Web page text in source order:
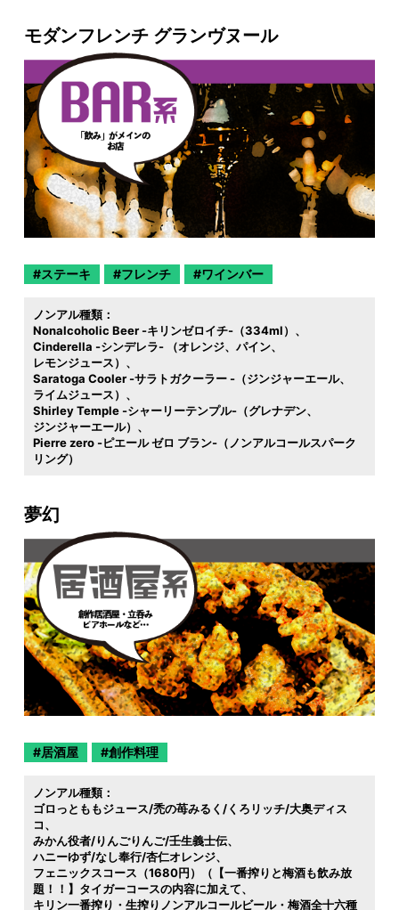
モダンフレンチ グランヴヌール
ステーキ フレンチ ワインバー
ノンアル種類：
Nonalcoholic Beer -キリンゼロイチ-（334ml）
Cinderella -シンデレラ- （オレンジ
パイン
レモンジュース）
Saratoga Cooler -サラトガクーラー -（ジンジャーエール
ライムジュース）
Shirley Temple -シャーリーテンプル-（グレナデン
ジンジャーエール）
Pierre zero -ピエール ゼロ ブラン-（ノンアルコールスパーク
リング）
夢幻
居酒屋 創作料理
ノンアル種類：
ゴロっとももジュース/禿の苺みるく/くろリッチ/大奥ディス
コ
みかん役者/りんごりんご/壬生義士伝
ハニーゆず/なし奉行/杏仁オレンジ
フェニックスコース（1680円）（【一番搾りと梅酒も飲み放
題！！】タイガーコースの内容に加えて
キリン一番搾り・生搾りノンアルコールビール・梅酒全十六種